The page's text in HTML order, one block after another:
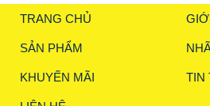
TRANG CHỦ
SẢN PHẨM
KHUYẾN MÃI TIN